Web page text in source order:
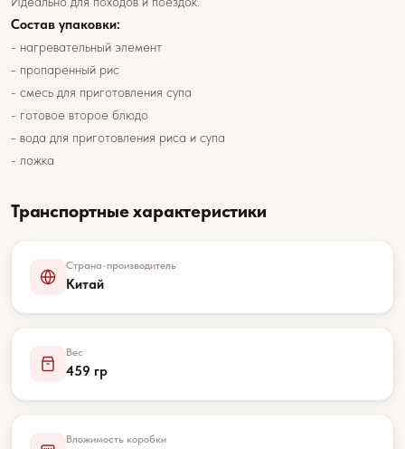
Состав упаковки:
- нагревательный элемент
- пропаренный рис
- смесь для приготовления супа
- готовое второе блюдо
- вода для приготовления риса и супа
- ложка
Транспортные характеристики
Страна-производитель
Китай
Вес
459 гр
Вложимость коробки